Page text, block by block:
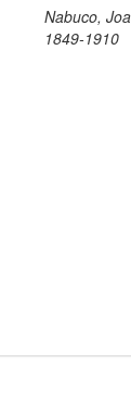
Nabuco,
1849-1910